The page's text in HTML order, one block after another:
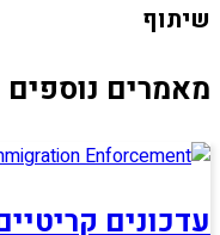
שיתוף
מאמרים נוספים
עדכונים